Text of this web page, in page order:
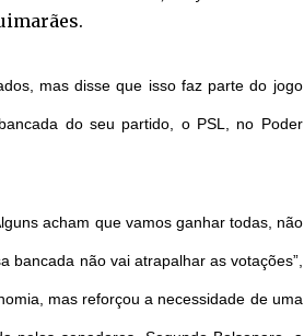
mas disse que isso faz parte do jogo
do seu partido, o PSL, no Poder
acham que vamos ganhar todas, não
bancada não vai atrapalhar as votações”,
mas reforçou a necessidade de uma